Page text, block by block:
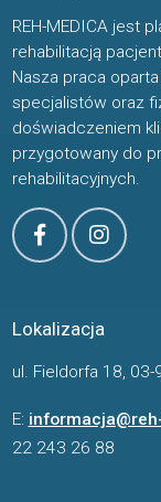
REH-MEDICA jest
rehabilitacją
Nasza praca
specjalistów oraz
doświadczeniem
przygotowany do
rehabilitacyjnych.
Lokalizacja
ul. Fieldorfa 18, 03-
E:
22 243 26 88